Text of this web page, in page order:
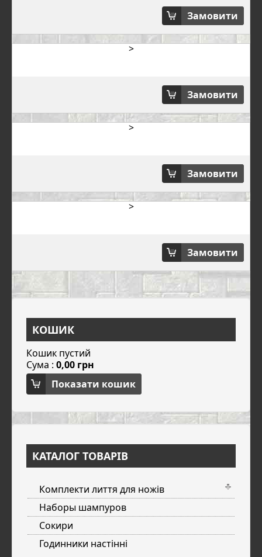
Замовити
>
Замовити
>
Замовити
>
Замовити
КОШИК
Кошик пустий
Сума : 0,00 грн
Показати кошик
КАТАЛОГ ТОВАРІВ
Комплекти лиття для ножів
Наборы шампуров
Сокири
Годинники настінні